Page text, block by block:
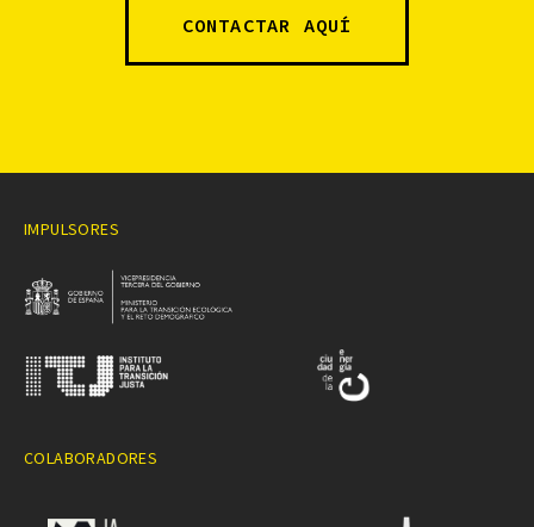
CONTACTAR AQUÍ
IMPULSORES
COLABORADORES